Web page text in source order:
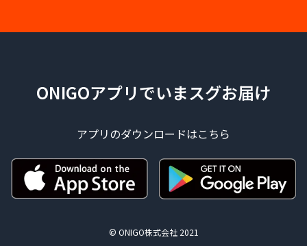
ONIGOアプリでいまスグお届け
アプリのダウンロードはこちら
© ONIGO株式会社 2021